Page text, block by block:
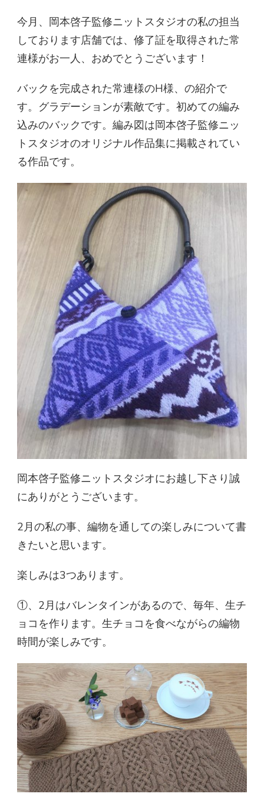
今月、岡本啓子監修ニットスタジオの私の担当
しております店舗では、修了証を取得された常
連様がお一人、おめでとうございます！
バックを完成された常連様のH様、の紹介で
す。グラデーションが素敵です。初めての編み
込みのバックです。編み図は岡本啓子監修ニッ
トスタジオのオリジナル作品集に掲載されてい
る作品です。
岡本啓子監修ニットスタジオにお越し下さり誠
にありがとうございます。
2月の私の事、編物を通しての楽しみについて書
きたいと思います。
楽しみは3つあります。
①、2月はバレンタインがあるので、毎年、生チ
ョコを作ります。生チョコを食べながらの編物
時間が楽しみです。